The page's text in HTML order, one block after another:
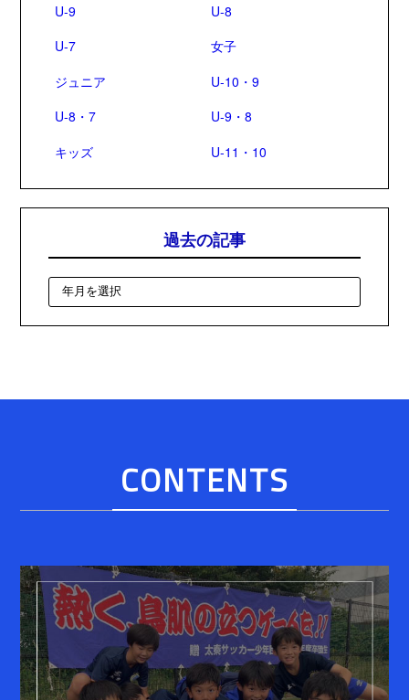
U-9
U-8
U-7
女子
ジュニア
U-10・9
U-8・7
U-9・8
キッズ
U-11・10
過去の記事
CONTENTS